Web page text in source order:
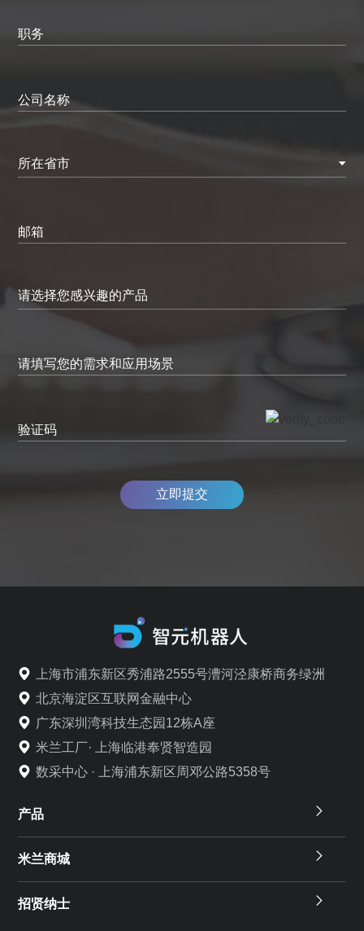
职务
公司名称
所在省市
邮箱
请填写您的需求和应用场景
验证码
立即提交
上海市浦东新区秀浦路2555号漕河泾康桥商务绿洲
北京海淀区互联网金融中心
广东深圳湾科技生态园12栋A座
米兰工厂· 上海临港奉贤智造园
数采中心 · 上海浦东新区周邓公路5358号
产品
米兰商城
招贤纳士